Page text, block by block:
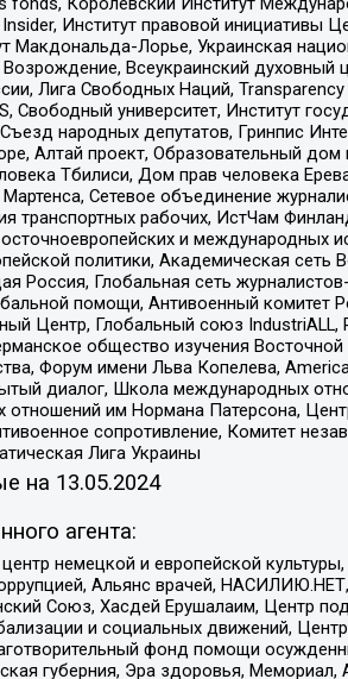
Институт правовой инициативы
Макдональда-Лорье, Украинская
Всеукраинский духовный
Лига Свободных Наций,
университет, Институт
народных депутатов, Гринпис
Алтай проект, Образовательный
Тбилиси, Дом прав человека
Сетевое объединение
рабочих, ИстЧам
и
политики, Академическая сеть
Глобальная сеть
помощи, Антивоенный комитет
Центр, Глобальный союз
общество изучения
Форум имени Льва Копелева,
диалог, Школа международных
им Нормана Патерсона,
сопротивление, Комитет
Лига Украины
на 13.05.2024
агента:
немецкой и европейской
Альянс врачей,
Союз, Хасдей Ерушалаим, Центр
и социальных движений,
фонд помощи
губерния, Эра здоровья,